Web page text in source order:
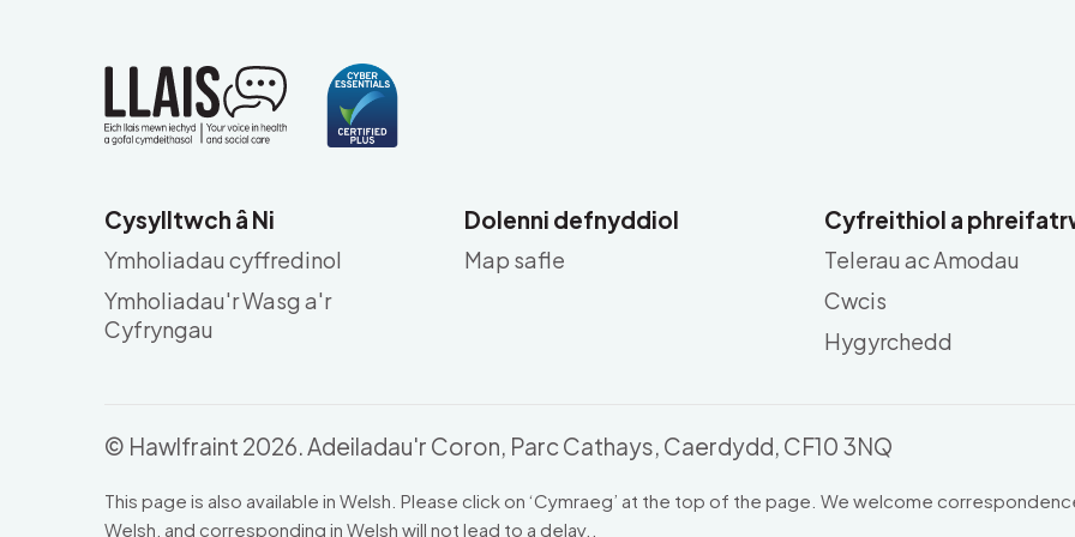
Cysylltwch â Ni
Ymholiadau cyffredinol
Ymholiadau'r Wasg a'r
Cyfryngau
Dolenni defnyddiol
Map safle
Cyfreithiol a
Telerau ac Amodau
Cwcis
Hygyrchedd
© Hawlfraint 2026. Adeiladau'r Coron, Parc Cathays, Caerdydd, CF10 3NQ
This page is also available in Welsh. Please click on ‘Cymraeg’ at the top of the page. We welcome
Welsh, and corresponding in Welsh will not lead to a delay..